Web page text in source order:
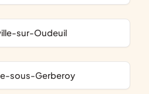
sur-Oudeuil
sous-Gerberoy